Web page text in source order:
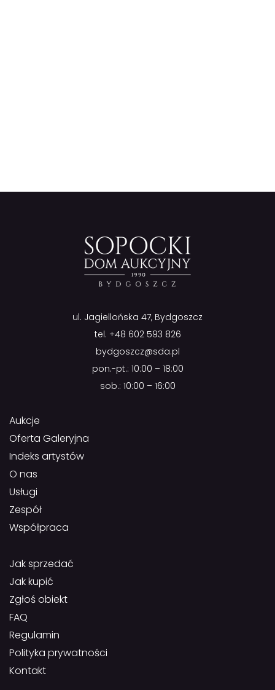
ul. Jagiellońska 47, Bydgoszcz
tel. +48 602 593 826
bydgoszcz@sda.pl
pon.-pt.: 10:00 – 18:00
sob.: 10:00 – 16:00
Aukcje
Oferta Galeryjna
Indeks artystów
O nas
Usługi
Zespół
Współpraca
Jak sprzedać
Jak kupić
Zgłoś obiekt
FAQ
Regulamin
Polityka prywatności
Kontakt